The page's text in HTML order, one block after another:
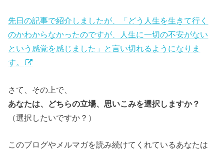
先日の記事で紹介しましたが、「どう人生を生きて行く
のかわからなかったのですが、人生に一切の不安がない
という感覚を感じました」と言い切れるようになりま
す。
さて、その上で、
あなたは、どちらの立場、思いこみを選択しますか？
（選択したいですか？）
このブログやメルマガを読み続けてくれているあなたは